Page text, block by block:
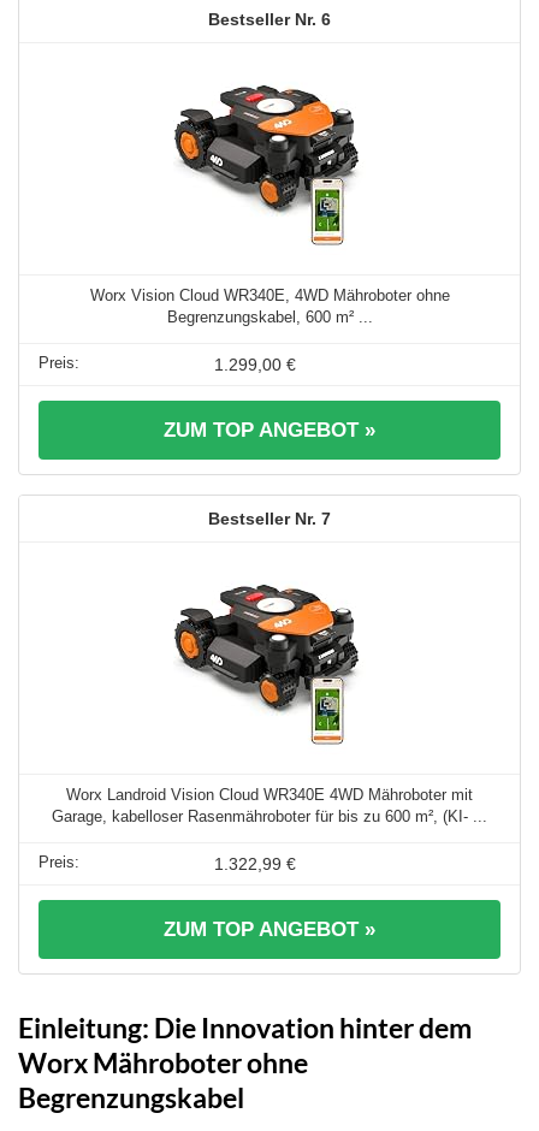
6
Worx Vision Cloud WR340E, 4WD Mähroboter ohne
Begrenzungskabel, 600 m² ...
1.299,00 €
ZUM TOP ANGEBOT »
7
Worx Landroid Vision Cloud WR340E 4WD Mähroboter mit
Garage, kabelloser Rasenmähroboter für bis zu 600 m², (KI- ...
1.322,99 €
ZUM TOP ANGEBOT »
Einleitung: Die Innovation hinter dem
Worx Mähroboter ohne
Begrenzungskabel